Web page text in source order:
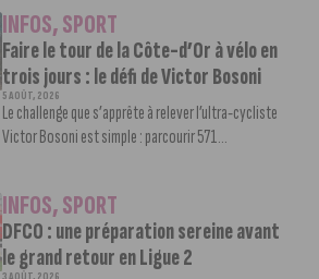
INFOS,SPORT
Faire le tour de la Côte-d’Or à vélo en
trois jours : le défi de Victor Bosoni
5 AOÛT, 2026
Le challenge que s’apprête à relever l’ultra-cycliste
Victor Bosoni est simple : parcourir 571...
INFOS,SPORT
DFCO : une préparation sereine avant
le grand retour en Ligue 2